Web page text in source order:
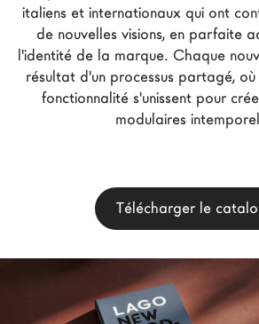
Press
Catalogues
Contacts
italiens et internationaux qui ont
de nouvelles visions, en parfaite
l'identité de la marque. Chaque
résultat d'un processus partagé,
fonctionnalité s'unissent pour
modulaires
Télécharger le